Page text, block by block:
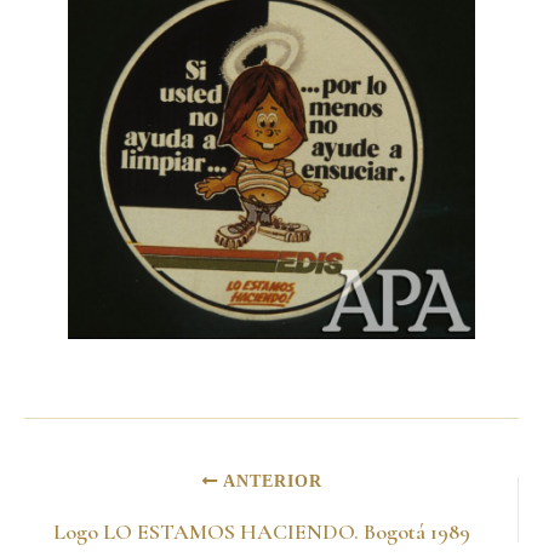
ANTERIOR
Logo LO ESTAMOS HACIENDO. Bogotá 1989